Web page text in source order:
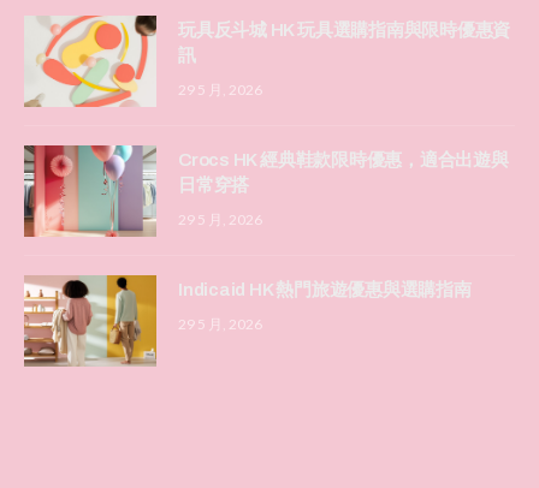
玩具反斗城 HK 玩具選購指南與限時優惠資
訊
29 5 月, 2026
Crocs HK 經典鞋款限時優惠，適合出遊與
日常穿搭
29 5 月, 2026
Indicaid HK 熱門旅遊優惠與選購指南
29 5 月, 2026